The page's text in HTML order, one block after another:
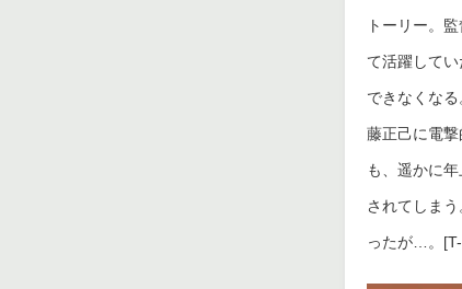
トーリー。
て活躍して
できなくな
藤正己に電
も、遥かに
されてしま
ったが…。